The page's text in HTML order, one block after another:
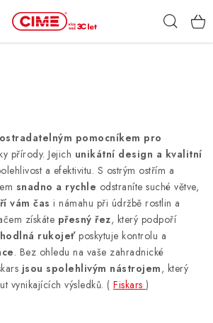
pomocníkem pro
přírody. Jejich unikátní design a kvalitní
a efektivitu. S ostrým ostřím a
snadno a rychle odstraníte suché větve,
vám čas i námahu při údržbě rostlin a
získáte přesný řez, který podpoří
rukojeťposkytuje kontrolu a
. Bez ohledu na vaše zahradnické
jsou spolehlivým nástrojem, který
vynikajících výsledků. ( Fiskars )